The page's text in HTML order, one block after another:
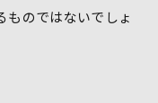
ものではないでしょ